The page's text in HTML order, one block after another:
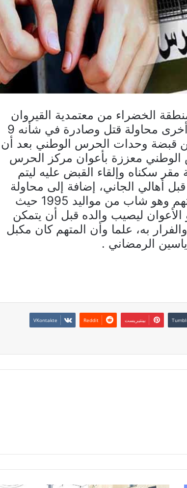
الخضراء من معتمدية القيروان
الجنوبية متهم في قضية قتل عمد وأخرى محاولة قتل وصادرة في شأنه 9
قبضة وحدات الحرس الوطني بعد أن
الوطني معززة بأعوان مركز الحرس
مقر سكناه وإلقاء القبض عليه ليتم
أهالي الجاني، إضافة إلى محاولة
دهس أعوان الأمن من قبل إبن المتهم وهو شاب من مواليد 1995 حيث
ليصيب والده قبل أن يتمكن
به، علما وأن المتهم كان مكبل
ياسين الرمضاني .
بينتيريست